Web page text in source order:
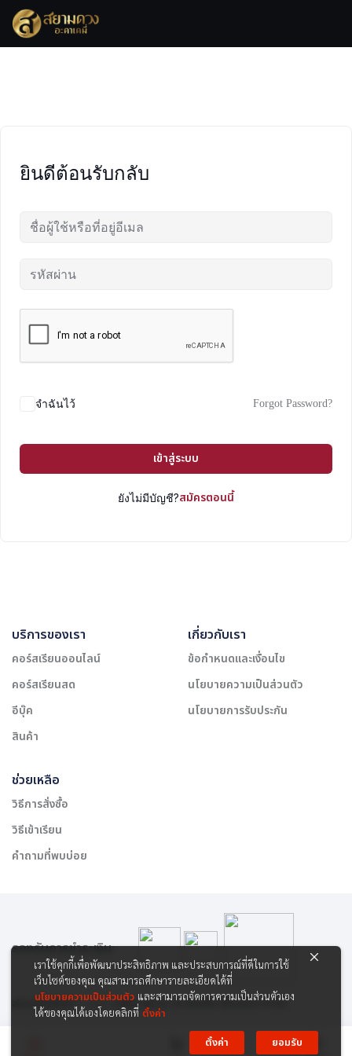
Skip
content
ยินดีต้อนรับกลับ
จำฉันไว้ Forgot Password?
เข้าสู่ระบบ
ยังไม่มีบัญชี?สมัครตอนนี้
บริการของเรา
คอร์สเรียนออนไลน์
คอร์สเรียนสด
อีบุ๊ค
สินค้า
เกี่ยวกับเรา
ข้อกำหนดและเงื่อนไข
นโยบายความเป็นส่วนตัว
นโยบายการรับประกัน
ช่วยเหลือ
วิธีการสั่งซื้อ
วิธีเข้าเรียน
คำถามที่พบบ่อย
สงวนลิขสิทธิ์ © 2565 บริษัท สยาม เคาเซิลลิ่ง เซ็นเตอร์ จำกัด
รองรับการชำระเงิน:
เราใช้คุกกี้เพื่อพัฒนาประสิทธิภาพ และประสบการณ์ที่ดีในการใช้
เว็บไซต์ของคุณ คุณสามารถศึกษารายละเอียดได้ที่
นโยบายความเป็นส่วนตัว และสามารถจัดการความเป็นส่วนตัวเอง
ได้ของคุณได้เองโดยคลิกที่ ตั้งค่า
ตั้งค่า
ยอมรับ